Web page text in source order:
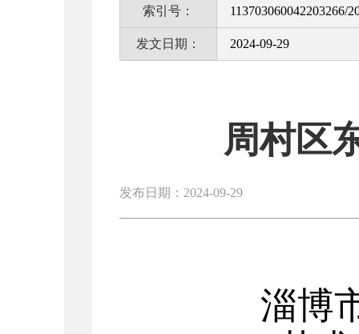
索引号： 113703060042203266/
发文日期： 2024-09-29
周村区
发布日期：2024-09-29
淄博